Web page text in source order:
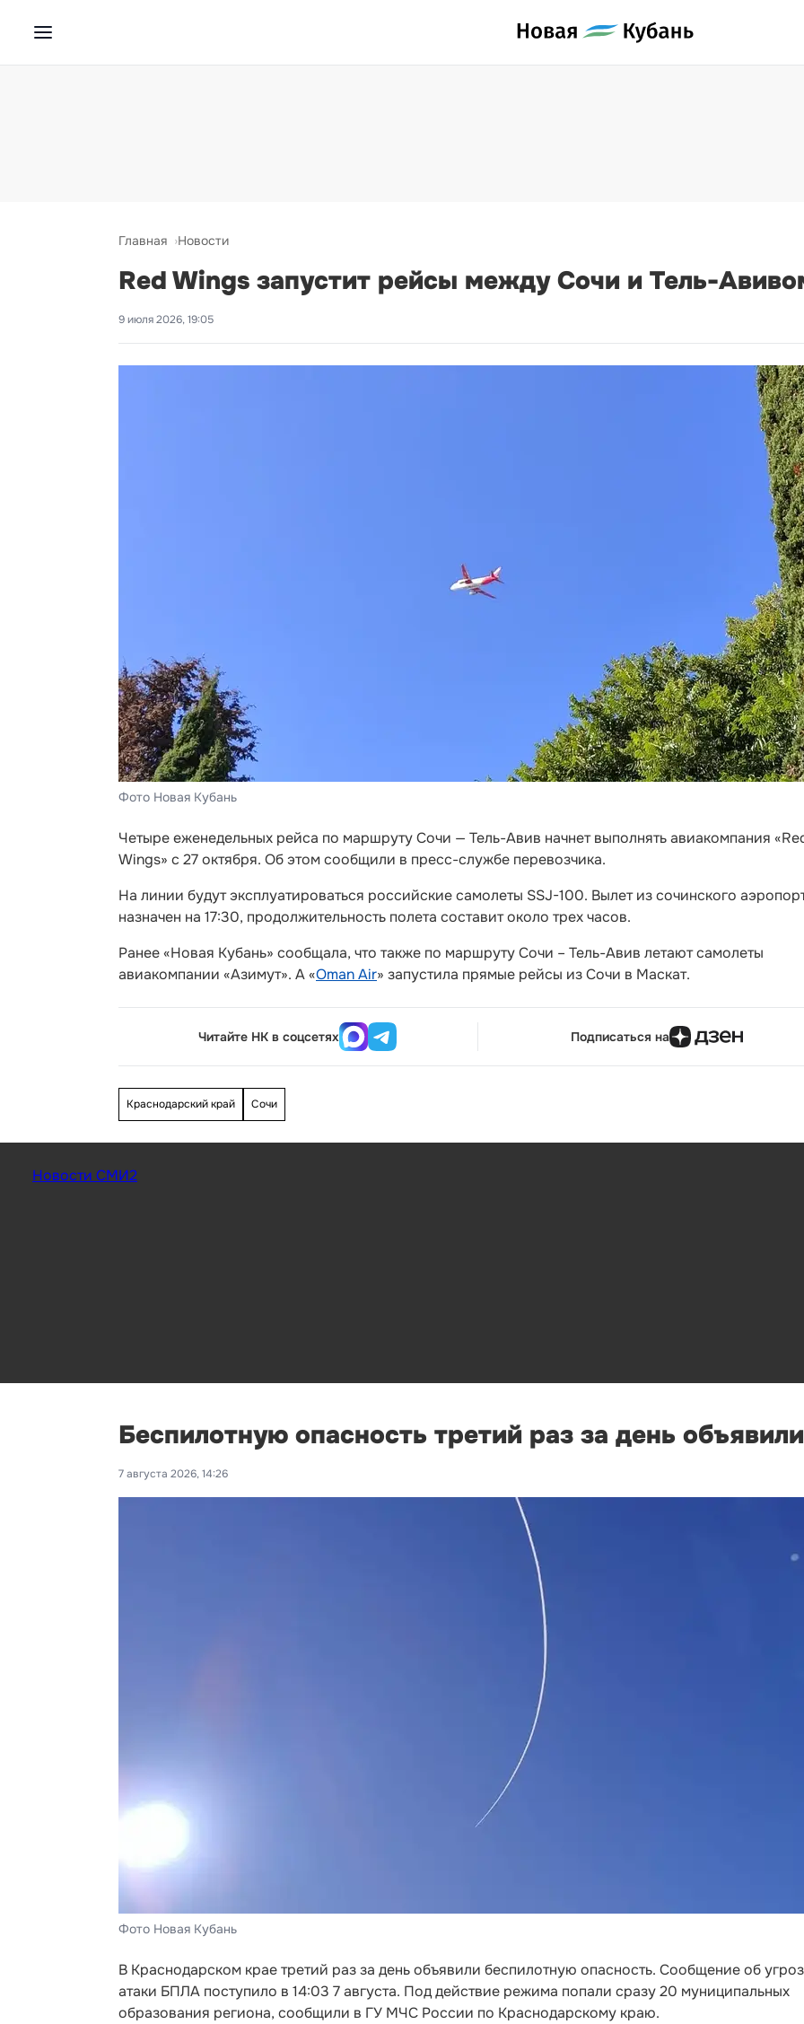
Главная Новости
Red Wings запустит рейсы между Сочи и Тель-
9 июля 2026, 19:05
Фото Новая Кубань
Четыре еженедельных рейса по маршруту Сочи — Тель-Авив начнет выполнять авиакомпания
Wings» с 27 октября. Об этом сообщили в пресс-службе перевозчика.
На линии будут эксплуатироваться российские самолеты SSJ-100. Вылет из сочинского
назначен на 17:30, продолжительность полета составит около трех часов.
Ранее «Новая Кубань» сообщала, что также по маршруту Сочи – Тель-Авив летают самолеты
авиакомпании «Азимут». А «Oman Air» запустила прямые рейсы из Сочи в Маскат.
Читайте НК в соцсетях Подписаться на
Краснодарский край Сочи
Новости СМИ2
Беспилотную опасность третий раз за день
7 августа 2026, 14:26
Фото Новая Кубань
В Краснодарском крае третий раз за день объявили беспилотную опасность. Сообщение об
атаки БПЛА поступило в 14:03 7 августа. Под действие режима попали сразу 20 муниципальных
образования региона, сообщили в ГУ МЧС России по Краснодарскому краю.